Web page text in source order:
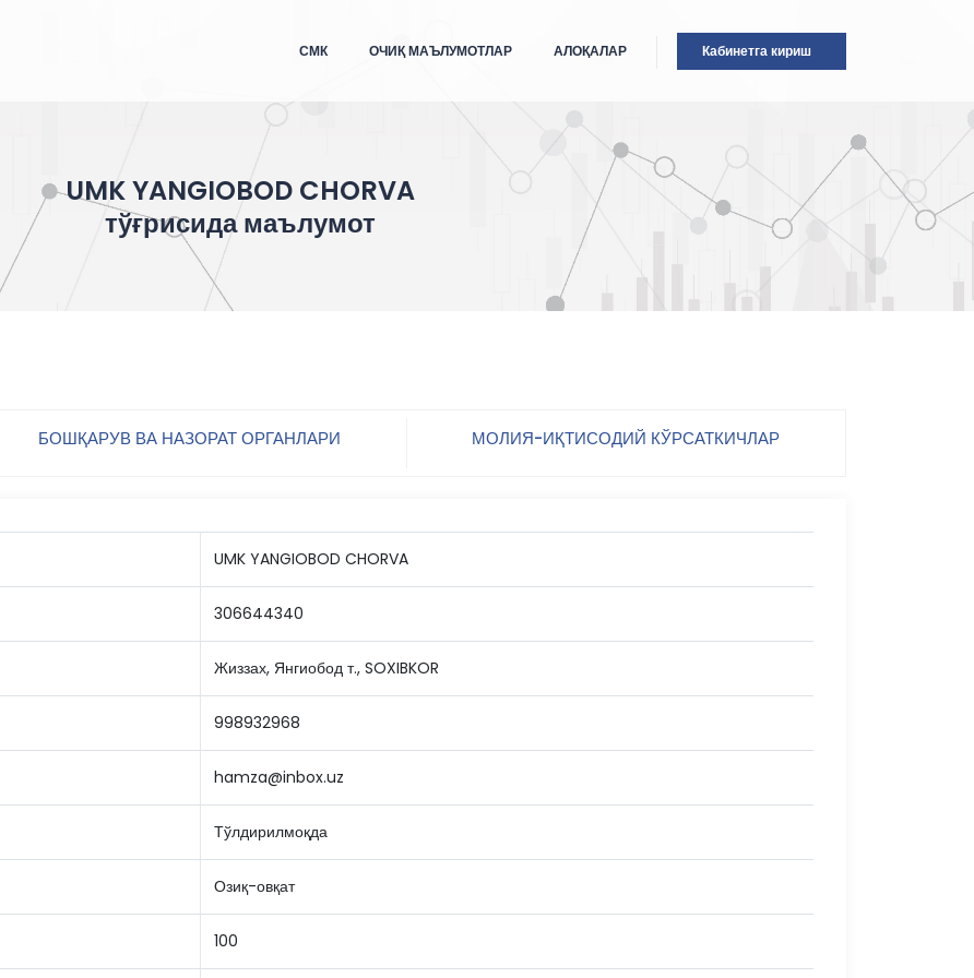
Кабинетга кириш
СМК ОЧИҚ МАЪЛУМОТЛАР АЛОҚАЛАР
UMK YANGIOBOD CHORVA
тўғрисида маълумот
БОШҚАРУВ ВА НАЗОРАТ ОРГАНЛАРИ МОЛИЯ-ИҚТИСОДИЙ КЎРСАТКИЧЛАР
UMK YANGIOBOD CHORVA
306644340
Жиззах, Янгиобод т., SOXIBKOR
998932968
hamza@inbox.uz
Тўлдирилмоқда
Озиқ-овқат
100